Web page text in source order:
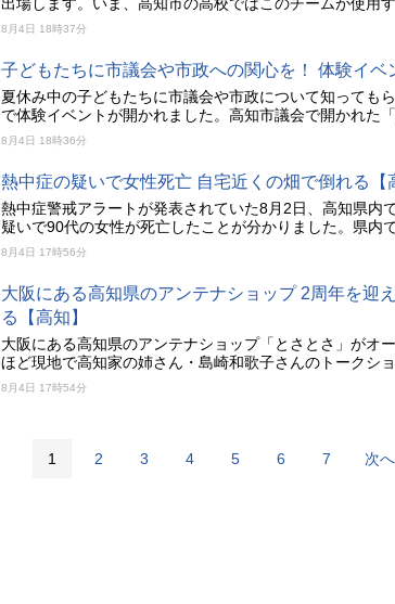
8月4日 18時37分
子どもたちに市議会や市政への関心を！ 体験イベ
夏休み中の子どもたちに市議会や市政について知っても
で体験イベントが開かれました。高知市議会で開かれた
8月4日 18時36分
熱中症の疑いで女性死亡 自宅近くの畑で倒れる【
熱中症警戒アラートが発表されていた8月2日、高知県内
疑いで90代の女性が死亡したことが分かりました。県内
8月4日 17時56分
大阪にある高知県のアンテナショップ 2周年を迎
る【高知】
大阪にある高知県のアンテナショップ「とさとさ」がオ
ほど現地で高知家の姉さん・島崎和歌子さんのトークシ
8月4日 17時54分
1 2 3 4 5 6 7 次へ